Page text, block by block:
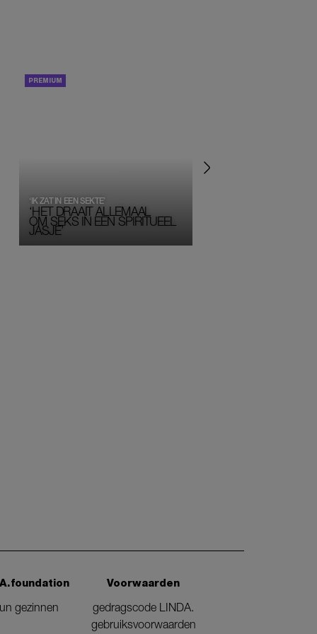
‘HET DRAAIT ALLEMAAL
OM SEKS IN EEN SPIRITUEEL
JASJE’
‘IK ZAT IN EEN SEKTE’
gezinnen
Voorwaarden
gedragscode LINDA.
gebruiksvoorwaarden